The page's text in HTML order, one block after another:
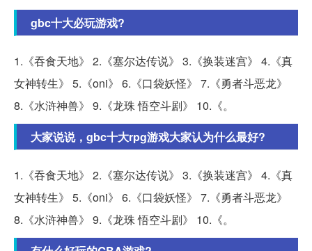
gbc十大必玩游戏?
1.《吞食天地》 2.《塞尔达传说》 3.《换装迷宫》 4.《真
女神转生》 5.《oni》 6.《口袋妖怪》 7.《勇者斗恶龙》
8.《水浒神兽》 9.《龙珠 悟空斗剧》 10.《。
大家说说，gbc十大rpg游戏大家认为什么最好?
1.《吞食天地》 2.《塞尔达传说》 3.《换装迷宫》 4.《真
女神转生》 5.《oni》 6.《口袋妖怪》 7.《勇者斗恶龙》
8.《水浒神兽》 9.《龙珠 悟空斗剧》 10.《。